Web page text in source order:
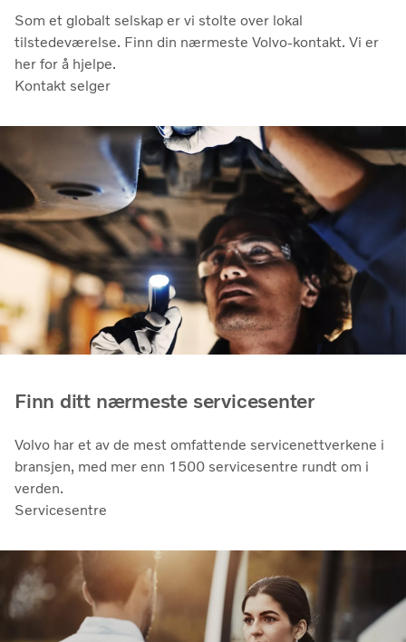
Som et globalt selskap er vi stolte over lokal
tilstedeværelse. Finn din nærmeste Volvo-kontakt. Vi er
her for å hjelpe.
Kontakt selger
Finn ditt nærmeste servicesenter
Volvo har et av de mest omfattende servicenettverkene i
bransjen, med mer enn 1500 servicesentre rundt om i
verden.
Servicesentre